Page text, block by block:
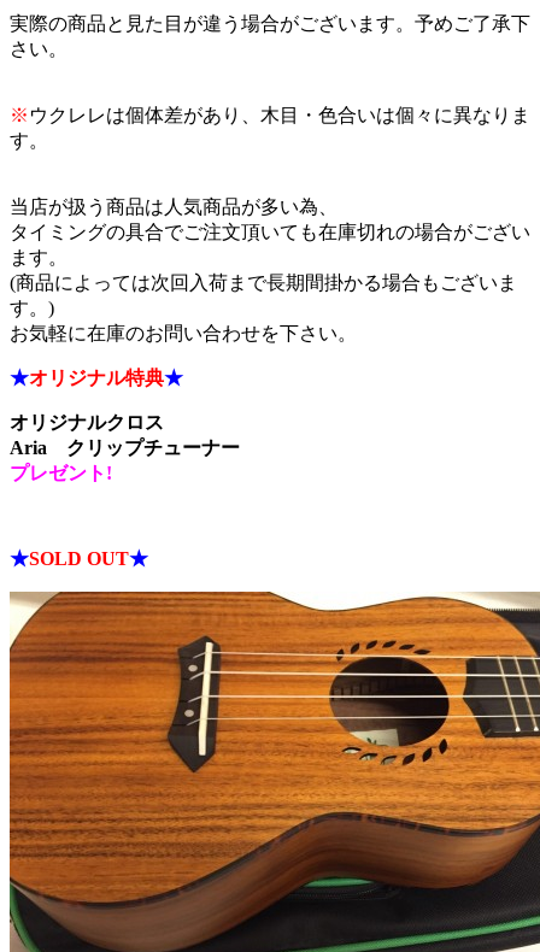
実際の商品と見た目が違う場合がございます。予めご了承下
さい。
※ ウクレレは個体差があり、木目・色合いは個々に異なりま
す。
当店が扱う商品は人気商品が多い為、
タイミングの具合でご注文頂いても在庫切れの場合がござい
ます。
(商品によっては次回入荷まで長期間掛かる場合もございま
す。)
お気軽に在庫のお問い合わせを下さい。
★オリジナル特典★
オリジナルクロス
Aria クリップチューナー
プレゼント!
★SOLD OUT★